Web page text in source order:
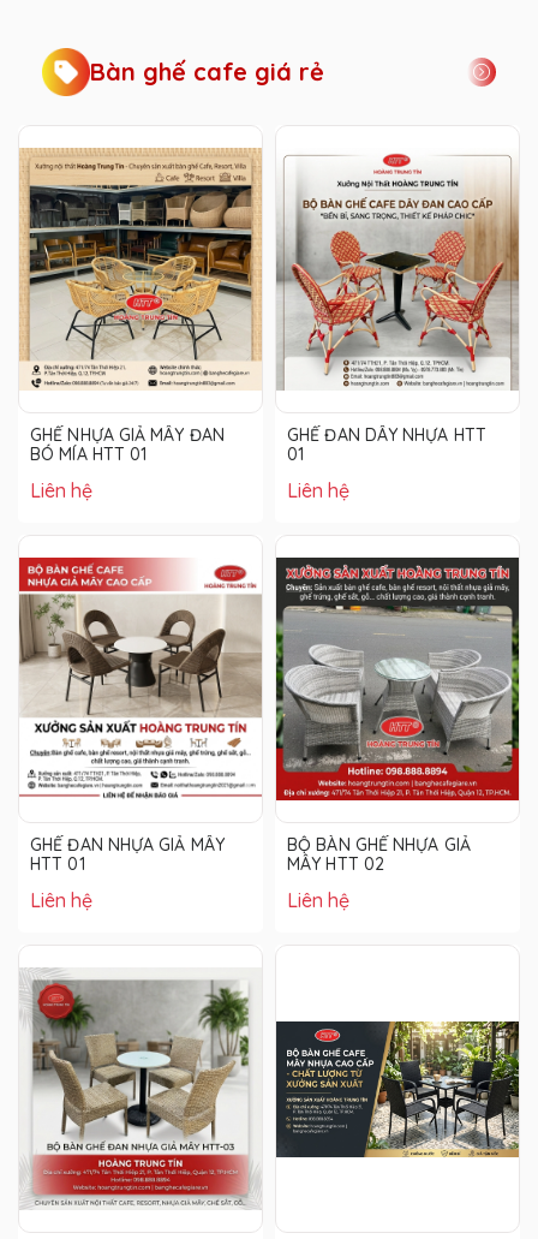
Bàn ghế cafe giá rẻ
GHẾ NHỰA GIẢ MÂY ĐAN
BÓ MÍA HTT 01
Liên hệ
GHẾ ĐAN DÂY NHỰA HTT
01
Liên hệ
GHẾ ĐAN NHỰA GIẢ MÂY
HTT 01
Liên hệ
BỘ BÀN GHẾ NHỰA GIẢ
MÂY HTT 02
Liên hệ